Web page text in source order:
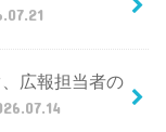
広報担当者の